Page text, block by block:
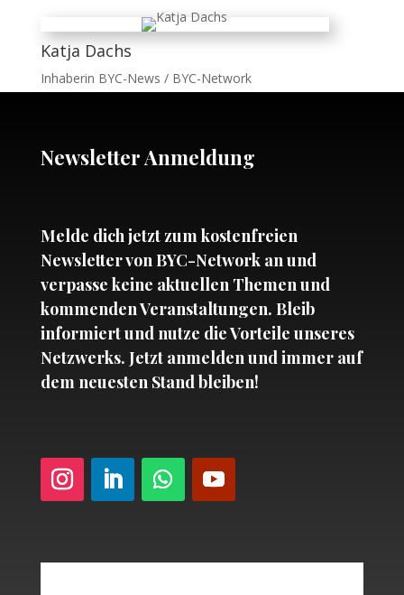
Katja Dachs
Inhaberin BYC-News / BYC-Network
Newsletter Anmeldung
Melde dich jetzt zum kostenfreien
Newsletter von BYC-Network an und
verpasse keine aktuellen Themen und
kommenden Veranstaltungen. Bleib
informiert und nutze die Vorteile unseres
Netzwerks. Jetzt anmelden und immer auf
dem neuesten Stand bleiben!